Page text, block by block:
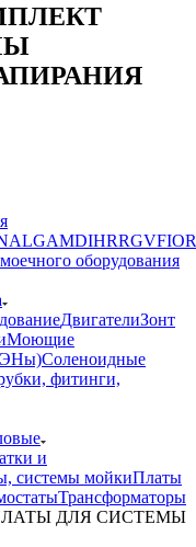
GAMDIHRRGV
оборудования
ДвигателиЗонт
Моющие
Соленоидные
фитинги,
и
системы мойкиПлаты
Трансформаторы
ДЛЯ СИСТЕМЫ